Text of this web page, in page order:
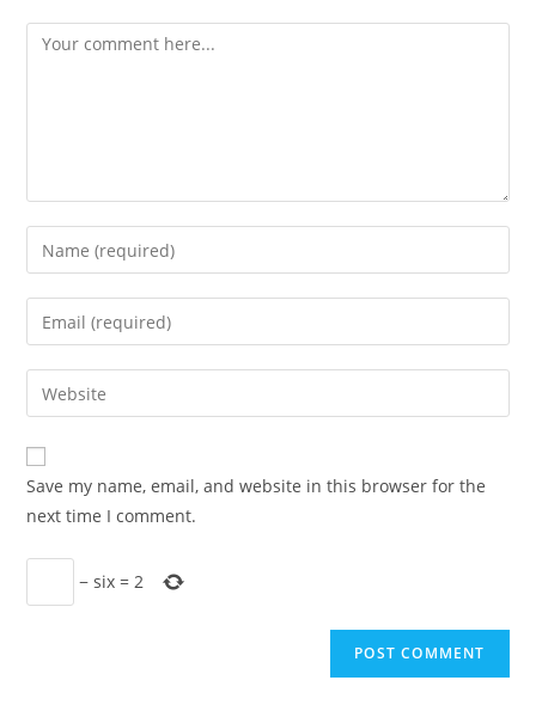
Comment
Enter
your
name
comment
Enter
your
email
address
comment
Enter
your
website
URL
(optional)
Save my name, email, and website in this browser for the
next time I comment.
−six =2